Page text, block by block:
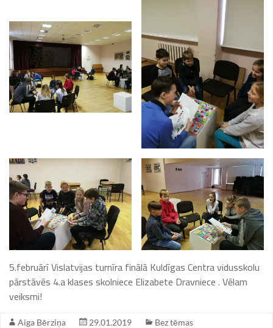
5.februārī Vislatvijas turnīra finālā Kuldīgas Centra vidusskolu
pārstāvēs 4.a klases skolniece Elizabete Dravniece . Vēlam
veiksmi!
Aiga Bērziņa 29.01.2019
Bez tēmas